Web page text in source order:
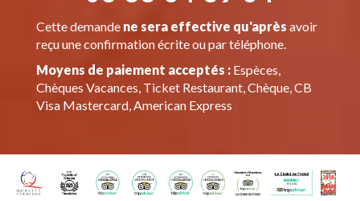
Cette demande ne sera effective qu'après avoir
reçu une confirmation écrite ou par téléphone.
Moyens de paiement acceptés :Espèces,
Chèques Vacances, Ticket Restaurant, Chèque, CB
Visa Mastercard, American Express